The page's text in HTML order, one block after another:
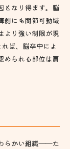
となり得ます。脳
側にも関節可動域
より強い制限が現
ば、脳卒中によ
められる部位は肩
らかい組織――た